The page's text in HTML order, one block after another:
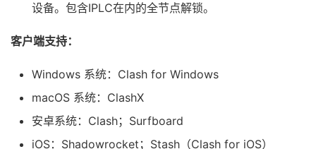
设备。包含IPLC在内的全节点解锁。
客户端支持：
Windows 系统：Clash for Windows
macOS 系统：ClashX
安卓系统：Clash；Surfboard
iOS：Shadowrocket；Stash（Clash for iOS）